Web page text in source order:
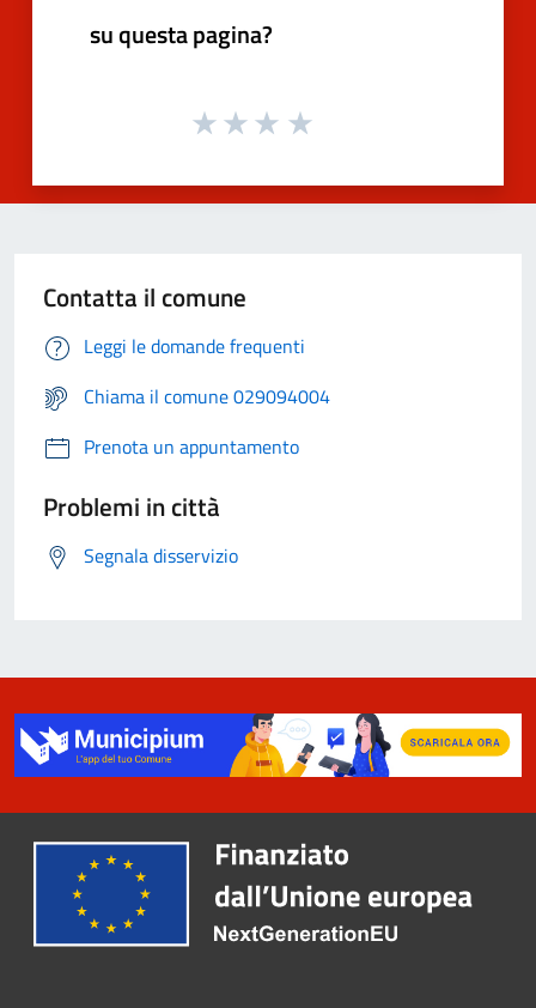
su questa pagina?
Contatta il comune
Leggi le domande frequenti
Chiama il comune 029094004
Prenota un appuntamento
Problemi in città
Segnala disservizio